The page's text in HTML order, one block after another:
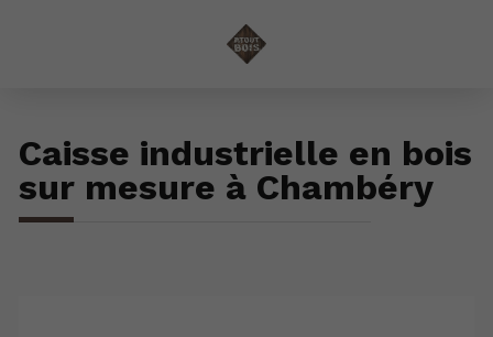
Caisse industrielle en bois
sur mesure à Chambéry